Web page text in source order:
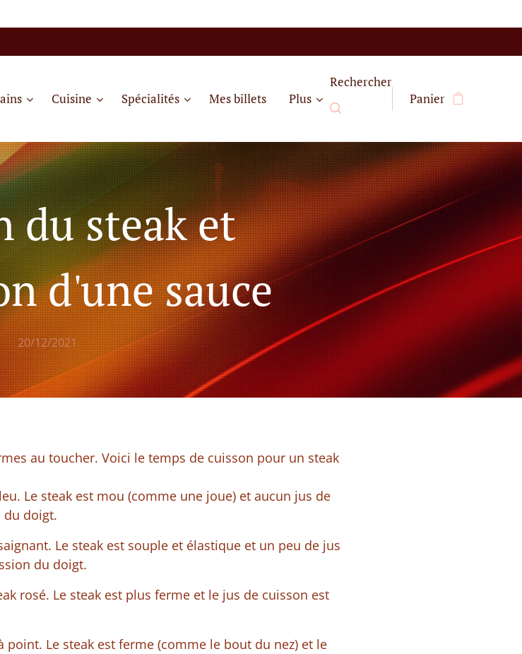
Cuisine Spécialités Mes billets Plus
Rechercher
Panier
du steak et
d'une sauce
20/12/2021
au toucher. Voici le temps de cuisson pour un steak
Le steak est mou (comme une joue) et aucun jus de
du doigt.
Le steak est souple et élastique et un peu de jus
du doigt.
rosé. Le steak est plus ferme et le jus de cuisson est
Le steak est ferme (comme le bout du nez) et le